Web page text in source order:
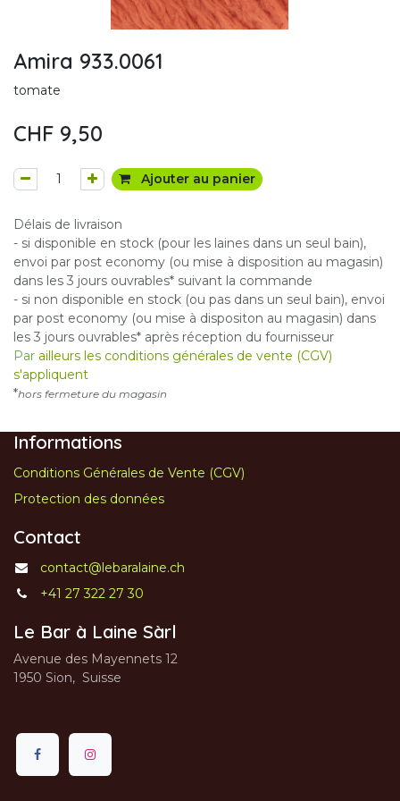
Amira 933.0061
tomate
CHF 9,50
Ajouter au panier
Délais de livraison
- si disponible en stock (pour les laines dans un seul bain),
envoi par post economy (ou mise à disposition au magasin)
dans les 3 jours ouvrables* suivant la commande
- si non disponible en stock (ou pas dans un seul bain), envoi
par post economy (ou mise à dispositon au magasin) dans
les 3 jours ouvrables* après réception du fournisseur
Par ailleurs les conditions générales de vente (CGV)
s'appliquent
*hors fermeture du magasin
Informations
Conditions Générales de Vente (CGV)
Protection des données
Contact
contact@lebaralaine.ch
+41 27 322 27 30
Le Bar à Laine Sàrl
Avenue des Mayennets 12
1950 Sion, Suisse